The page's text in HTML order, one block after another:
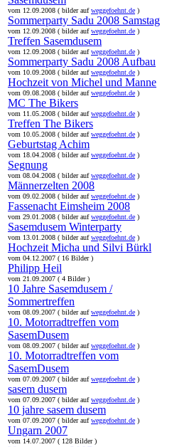
vom 12.09.2008 ( bilder aufweggefoehnt.de )
Sommerparty Sadu 2008 Samstag
vom 12.09.2008 ( bilder aufweggefoehnt.de )
Treffen Sasemdusem
vom 12.09.2008 ( bilder aufweggefoehnt.de )
Sommerparty Sadu 2008 Aufbau
vom 10.09.2008 ( bilder aufweggefoehnt.de )
Hochzeit von Michel und Manne
vom 09.08.2008 ( bilder aufweggefoehnt.de )
MC The Bikers
vom 11.05.2008 ( bilder aufweggefoehnt.de )
Treffen The Bikers
vom 10.05.2008 ( bilder aufweggefoehnt.de )
Geburtstag Achim
vom 18.04.2008 ( bilder aufweggefoehnt.de )
Segnung
vom 08.04.2008 ( bilder aufweggefoehnt.de )
Männerzelten 2008
vom 09.02.2008 ( bilder aufweggefoehnt.de )
Fassenacht Eimsheim 2008
vom 29.01.2008 ( bilder aufweggefoehnt.de )
Sasemdusem Winterparty
vom 13.01.2008 ( bilder aufweggefoehnt.de )
Hochzeit Micha und Silvi Bürkl
vom 04.12.2007 ( 16 Bilder )
Philipp Heil
vom 21.09.2007 ( 4 Bilder )
10 Jahre Sasemdusem /
Sommertreffen
vom 08.09.2007 ( bilder aufweggefoehnt.de )
10. Motorradtreffen vom
SasemDusem
vom 08.09.2007 ( bilder aufweggefoehnt.de )
10. Motorradtreffen vom
SasemDusem
vom 07.09.2007 ( bilder aufweggefoehnt.de )
sasem dusem
vom 07.09.2007 ( bilder aufweggefoehnt.de )
10 jahre sasem dusem
vom 07.09.2007 ( bilder aufweggefoehnt.de )
Ungarn 2007
vom 14.07.2007 ( 128 Bilder )